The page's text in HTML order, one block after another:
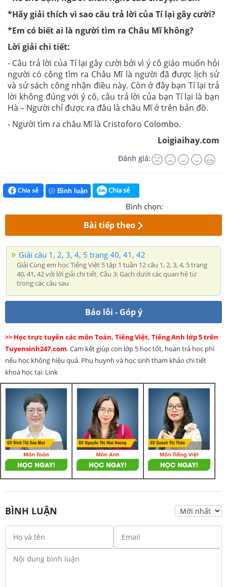
*Hãy giải thích vì sao câu trả lời của Tí lại gây cười?
*Em có biết ai là người tìm ra Châu Mĩ không?
Lời giải chi tiết:
- Câu trả lời của Tí lại gây cười bởi vì ý cô giáo muốn hỏi
người có công tìm ra Châu Mĩ là người đã được lịch sử
và sử sách công nhận điều này. Còn ở đây bạn Tí lại trả
lời không đúng với ý cô, câu trả lời của bạn Tí lại là bạn
Hà – Người chỉ được ra đâu là châu Mĩ ở trên bản đồ.
- Người tìm ra châu Mĩ là Cristoforo Colombo.
Loigiaihay.com
Đánh giá:
Chia sẻ Bình luận Chia sẻ
Bình chọn:
Bài tiếp theo
Giải câu 1, 2, 3, 4, 5 trang 40, 41, 42
Giải Cùng em học Tiếng Việt 5 tập 1 tuần 12 câu 1, 2, 3, 4, 5 trang
40, 41, 42 với lời giải chi tiết. Câu 3: Gạch dưới các quan hệ từ
trong các câu sau
Báo lỗi - Góp ý
>> Học trực tuyến các môn Toán, Tiếng Việt, Tiếng Anh lớp 5 trên
Tuyensinh247.com. Cam kết giúp con lớp 5 học tốt, hoàn trả học phí
nếu học không hiệu quả. Phụ huynh và học sinh tham khảo chi tiết
khoá học tại: Link
BÌNH LUẬN